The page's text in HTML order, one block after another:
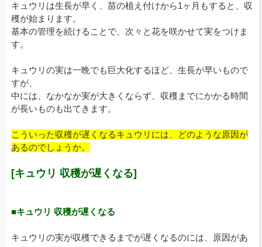
キュウリは生長が早く、苗の植え付けから1ヶ月もすると、収
穫が始まります。
基本の管理を続けることで、次々と花を咲かせて実をつけま
す。
キュウリの実は一晩でも巨大化するほど、生長が早いもので
すが、
中には、なかなか実が大きくならず、収穫までにかかる時間
が長いものも出てきます。
こういった収穫が遅くなるキュウリには、どのような原因が
あるのでしょうか。
[キュウリ 収穫が遅くなる]
■キュウリ 収穫が遅くなる
キュウリの実が収穫できるまでが遅くなるのには、原因があ